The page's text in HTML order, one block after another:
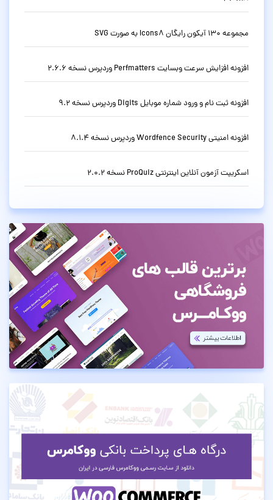
مجموعه 130 آیکون رایگان Icons8 به صورت SVG
افزونه افزایش سرعت وبسایت Perfmatters وردپرس نسخه 2.6.6
افزونه ثبت نام و ورود شماره موبایل Digits وردپرس نسخه 9.2
افزونه امنیتی Wordfence Security وردپرس نسخه 8.1.4
اسکریپت آزمون آنلاین اینترنتی ProQuiz نسخه 2.0.2